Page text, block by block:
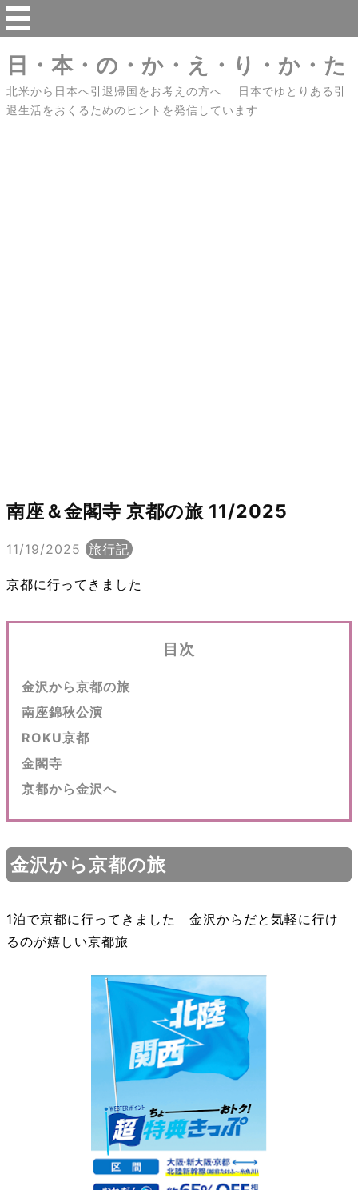
日・本・の・か・え・り・か・た
北米から日本へ引退帰国をお考えの方へ 日本でゆとりある引
退生活をおくるためのヒントを発信しています
南座＆金閣寺 京都の旅 11/2025
11/19/2025 旅行記
京都に行ってきました
目次
金沢から京都の旅
南座錦秋公演
ROKU京都
金閣寺
京都から金沢へ
金沢から京都の旅
1泊で京都に行ってきました 金沢からだと気軽に行け
るのが嬉しい京都旅